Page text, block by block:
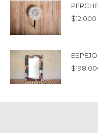
$12.000
$